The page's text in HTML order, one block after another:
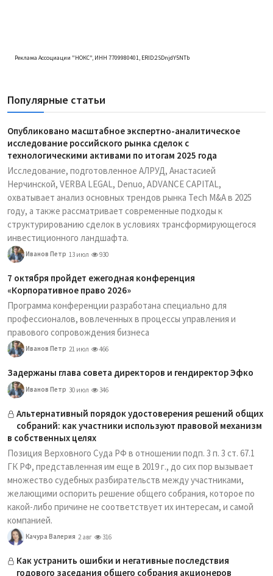
Реклама Ассоциации "НОКС", ИНН 7709980401, ERID:2SDnjdY5NTb
Популярные статьи
Опубликовано масштабное экспертно-аналитическое
исследование российского рынка сделок с
технологическими активами по итогам 2025 года
Исследование, подготовленное АЛРУД, Анастасией
Нерчинской, VERBA LEGAL, Denuo, ADVANCE CAPITAL,
охватывает анализ основных трендов рынка Tech M&A в 2025
году, а также рассматривает современные подходы к
структурированию сделок в условиях трансформирующегося
инвестиционного ландшафта.
Иванов Петр 13 июл 930
7 октября пройдет ежегодная конференция
«Корпоративное право 2026»
Программа конференции разработана специально для
профессионалов, вовлеченных в процессы управления и
правового сопровождения бизнеса
Иванов Петр 21 июл 466
Задержаны глава совета директоров и гендиректор Эфко
Иванов Петр 30 июл 346
Альтернативный порядок удостоверения решений общих
собраний: как участники используют правовой механизм
в собственных целях
Позиция Верховного Суда РФ в отношении подп. 3 п. 3 ст. 67.1
ГК РФ, представленная им еще в 2019 г., до сих пор вызывает
множество судебных разбирательств между участниками,
желающими оспорить решение общего собрания, которое по
какой-либо причине не соответствует их интересам, и самой
компанией.
Качура Валерия 2 авг 316
Как устранить ошибки и негативные последствия
годового заседания общего собрания акционеров